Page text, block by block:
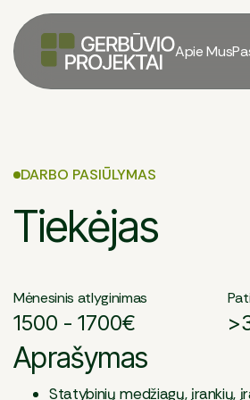
Apie Mus
DARBO PASIŪLYMAS
Tiekėjas
Mėnesinis atlyginimas
1500 - 1700€
Aprašymas
Statybinių medžiagų, įrankių,